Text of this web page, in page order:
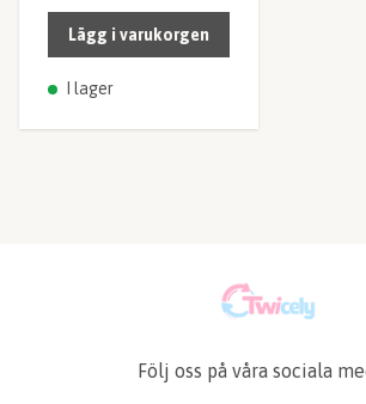
Lägg i varukorgen
I lager
Följ oss på våra sociala